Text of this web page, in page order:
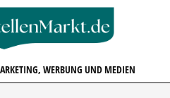
WERBUNG UND MEDIEN